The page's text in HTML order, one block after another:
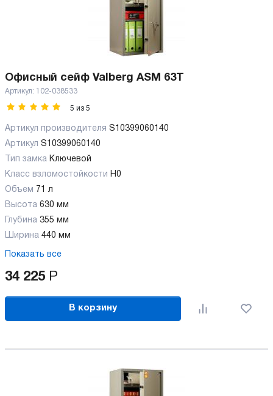
Офисный сейф Valberg ASM 63T
Артикул: 102-038533
5 из 5
Артикул производителя S10399060140
Артикул S10399060140
Тип замка Ключевой
Класс взломостойкости H0
Объем 71 л
Высота 630 мм
Глубина 355 мм
Ширина 440 мм
Показать все
34 225 Р
В корзину